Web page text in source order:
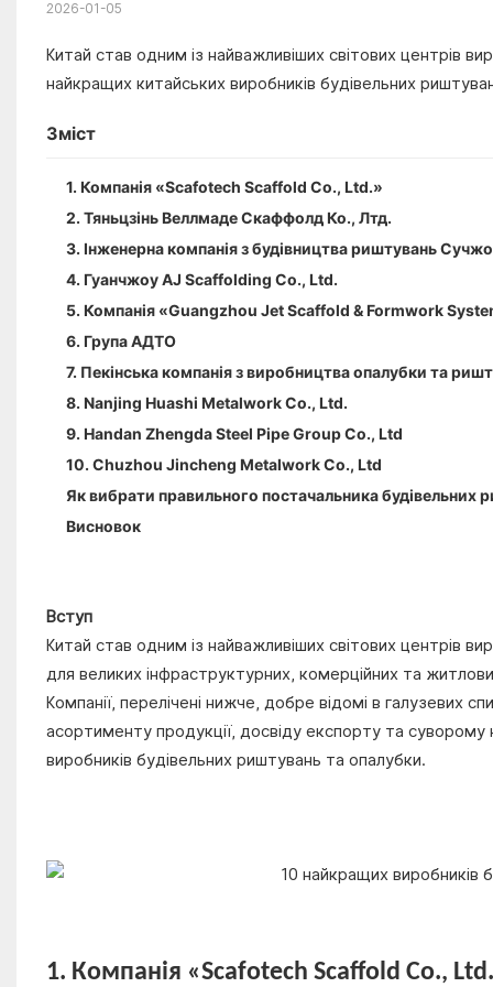
2026-01-05
Китай став одним із найважливіших світових центрів
найкращих китайських виробників будівельних
Зміст
1. Компанія «Scafotech Scaffold Co., Ltd.»
2. Тяньцзінь Веллмаде Скаффолд Ко., Лтд.
3. Інженерна компанія з будівництва риштувань
4. Гуанчжоу AJ Scaffolding Co., Ltd.
5. Компанія «Guangzhou Jet Scaffold & Formwork
6. Група АДТО
7. Пекінська компанія з виробництва опалубки та
8. Nanjing Huashi Metalwork Co., Ltd.
9. Handan Zhengda Steel Pipe Group Co., Ltd
10. Chuzhou Jincheng Metalwork Co., Ltd
Як вибрати правильного постачальника будівельних
Висновок
Вступ
Китай став одним із найважливіших світових центрів
для великих інфраструктурних, комерційних та
Компанії, перелічені нижче, добре відомі в галузевих
асортименту продукції, досвіду експорту та
виробників будівельних риштувань та опалубки.
1. Компанія «Scafotech Scaffold Co.,